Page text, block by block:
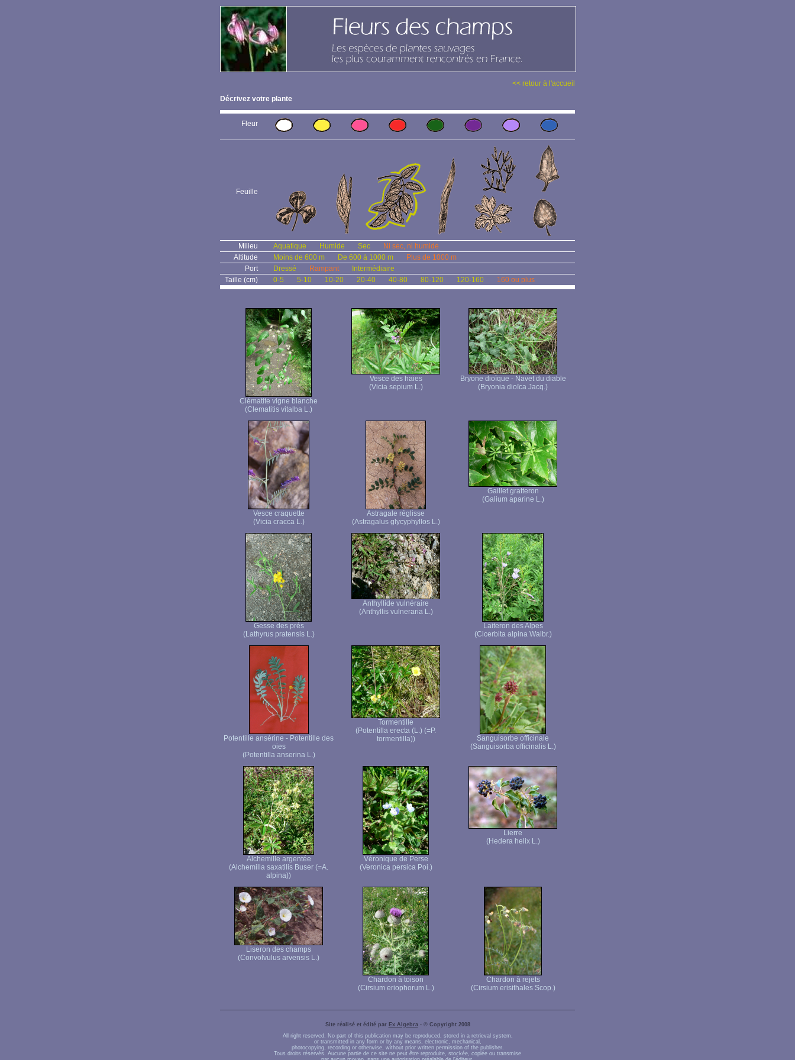
<< retour à l'accueil
Décrivez votre plante
Fleur
Feuille
Milieu Aquatique Humide Sec
Ni sec, ni humide
Altitude
Moins de 600 m De 600 à 1000 m
Plus de 1000 m
Port
Dressé Rampant
Intermédiaire
Taille (cm)
0-5 5-10 10-20 20-40 40-80 80-120 120-160 160 ou plus
Clématite vigne blanche
(Clematitis vitalba L.)
Vesce des haies
(Vicia sepium L.)
Bryone dioïque - Navet du diable
(Bryonia dioïca Jacq.)
Vesce craquette
(Vicia cracca L.)
Astragale réglisse
(Astragalus glycyphyllos L.)
Gaillet gratteron
(Galium aparine L.)
Gesse des prés
(Lathyrus pratensis L.)
Anthyllide vulnéraire
(Anthyllis vulneraria L.)
Laiteron des Alpes
(Cicerbita alpina Walbr.)
Potentille ansérine - Potentille des
oies
(Potentilla anserina L.)
Tormentille
(Potentilla erecta (L.) (=P.
tormentilla))
Sanguisorbe officinale
(Sanguisorba officinalis L.)
Alchemille argentée
(Alchemilla saxatilis Buser (=A.
alpina))
Véronique de Perse
(Veronica persica Poi.)
Lierre
(Hedera helix L.)
Liseron des champs
(Convolvulus arvensis L.)
Chardon à toison
(Cirsium eriophorum L.)
Chardon à rejets
(Cirsium erisithales Scop.)
Site réalisé et édité par Ex Algebra- © Copyright 2008
All right reserved. No part of this publication may be reproduced, stored in a retrieval system,
or transmitted in any form or by any means, electronic, mechanical,
photocopying, recording or otherwise, without prior written permission of the publisher.
Tous droits réservés. Aucune partie de ce site ne peut être reproduite, stockée, copiée ou transmise